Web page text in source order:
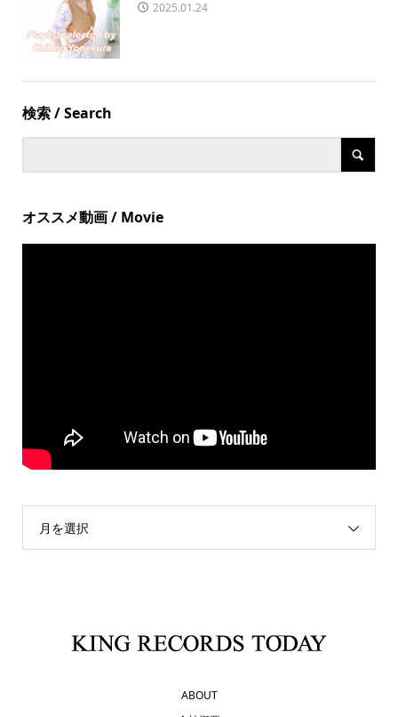
2025.01.24
検索 / Search
オススメ動画 / Movie
月を選択
ABOUT